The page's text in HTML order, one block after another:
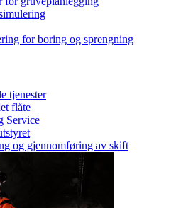
for boring og sprengning
tjenester
flåte
Service
og gjennomføring av skift